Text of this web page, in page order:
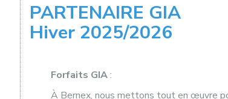
PARTENAIRE GIA
Hiver 2025/2026
Forfaits GIA:
À Bernex, nous mettons tout en œuvre